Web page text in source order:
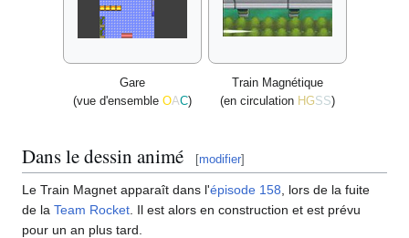
Gare
(vue d'ensemble OAC)
Train Magnétique
(en circulation HGSS)
Dans le dessin animé [modifier]
Le Train Magnet apparaît dans l'épisode 158 , lors de la fuite
de la Team Rocket . Il est alors en construction et est prévu
pour un an plus tard.